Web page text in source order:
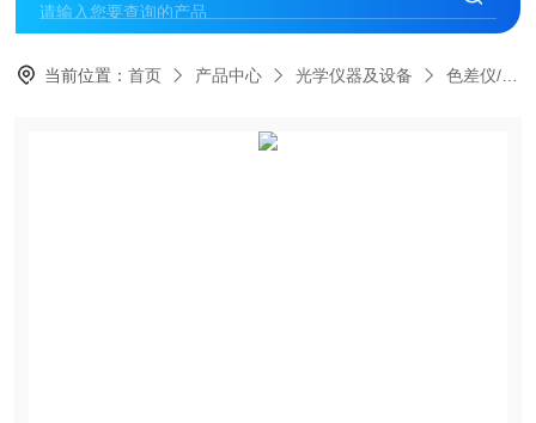
当前位置：首页 产品中心 光学仪器及设备 色差仪/测色仪